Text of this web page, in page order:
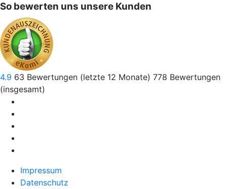
So bewerten uns unsere Kunden
4.9 63 Bewertungen (letzte 12 Monate) 778 Bewertungen
(insgesamt)
Impressum
Datenschutz